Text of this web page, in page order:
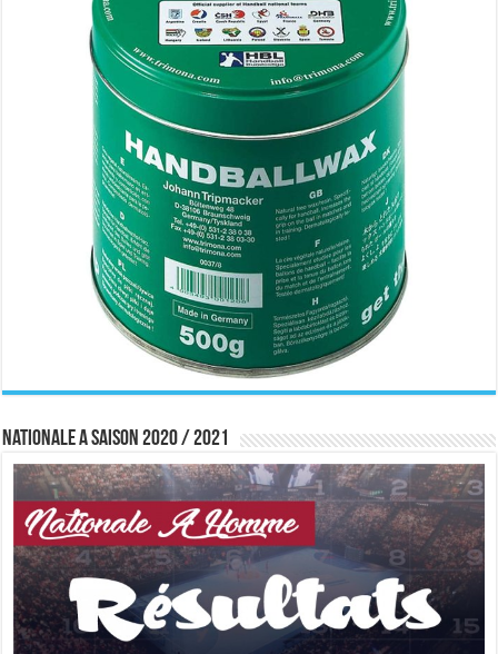
Nationale A saison 2020 / 2021